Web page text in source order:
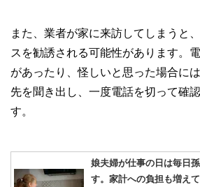
また、業者が家に来訪してしまうと
スを勧誘される可能性があります。
があったり、怪しいと思った場合に
先を聞き出し、一度電話を切って確
す。
娘夫婦が仕事の日は毎日
す。家計への負担も増え